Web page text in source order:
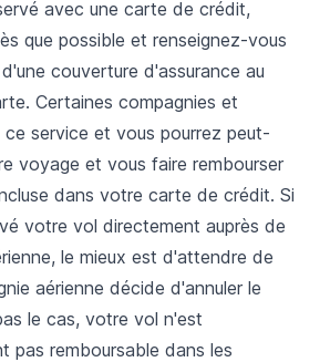
avec une carte de crédit,
que possible et renseignez-vous
couverture d'assurance au
Certaines compagnies et
service et vous pourrez peut-
voyage et vous faire rembourser
dans votre carte de crédit. Si
votre vol directement auprès de
le mieux est d'attendre de
aérienne décide d'annuler le
le cas, votre vol n'est
pas remboursable dans les